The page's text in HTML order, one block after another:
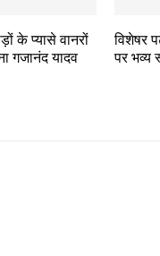
के प्यासे वानरों
गजानंद यादव
विशेषर
पर भव्य